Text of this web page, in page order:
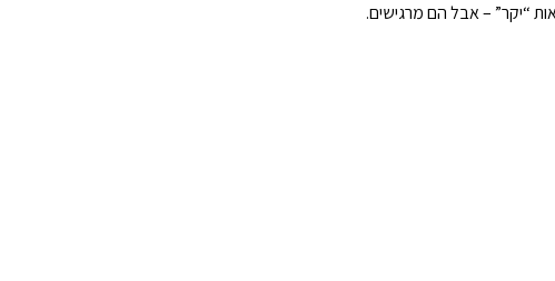
“יקר” – אבל הם מרגישים.